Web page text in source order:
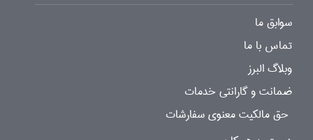
سوابق ما
تماس با ما
وبلاگ البرز
ضمانت و گارانتی خدمات
حق مالکیت معنوی سفارشات